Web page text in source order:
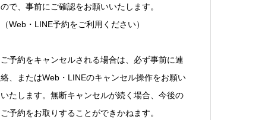
ので、事前にご確認をお願いいたします。
（Web・LINE予約をご利用ください）
ご予約をキャンセルされる場合は、必ず事前に連
絡、またはWeb・LINEのキャンセル操作をお願い
いたします。無断キャンセルが続く場合、今後の
ご予約をお取りすることができかねます。